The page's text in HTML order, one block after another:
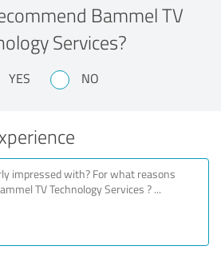
Bammel TV
Services?
YES NO